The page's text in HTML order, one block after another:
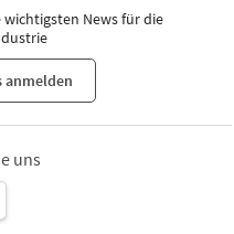
wichtigsten News für die
anmelden
uns